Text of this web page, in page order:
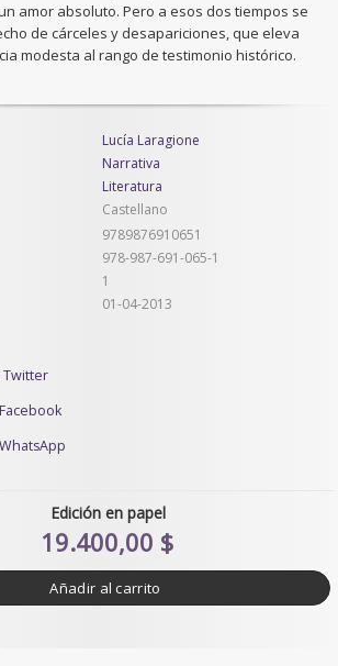
amor absoluto. Pero a esos dos tiempos se
de cárceles y desapariciones, que eleva
modesta al rango de testimonio histórico.
Lucía Laragione
Narrativa
Literatura
Castellano
9789876910651
978-987-691-065-1
1
01-04-2013
Twitter
Edición en papel
19.400,00 $
Añadir al carrito